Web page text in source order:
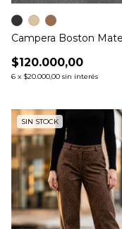
Campera Boston
$120.000,00
6 x $20.000,00 sin interés
SIN STOCK